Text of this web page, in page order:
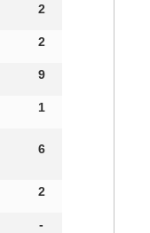
2
2
9
1
6
2
-